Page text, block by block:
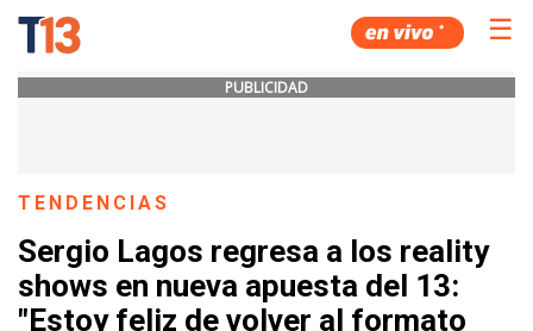
☰
PUBLICIDAD
TENDENCIAS
Sergio Lagos regresa a los reality
shows en nueva apuesta del 13:
"Estoy feliz de volver al formato